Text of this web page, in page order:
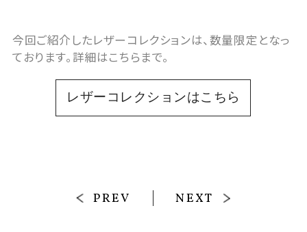
今回ご紹介したレザーコレクションは、数量限定となっ
ております。詳細はこちらまで。
レザーコレクションはこちら
PREV NEXT